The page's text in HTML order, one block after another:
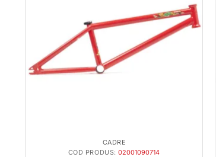
CADRE
COD PRODUS:02001090714